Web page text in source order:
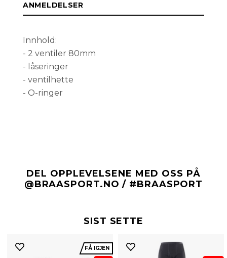
ANMELDELSER
Innhold:
- 2 ventiler 80mm
- låseringer
- ventilhette
- O-ringer
DEL OPPLEVELSENE MED OSS PÅ
@BRAASPORT.NO / #BRAASPORT
SIST SETTE
FÅ IGJEN